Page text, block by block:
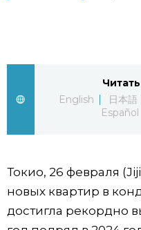
Фото/Видео
Разделы
English
日本語
Español
Токио, 26 февраля
новых квартир в
достигла рекордно